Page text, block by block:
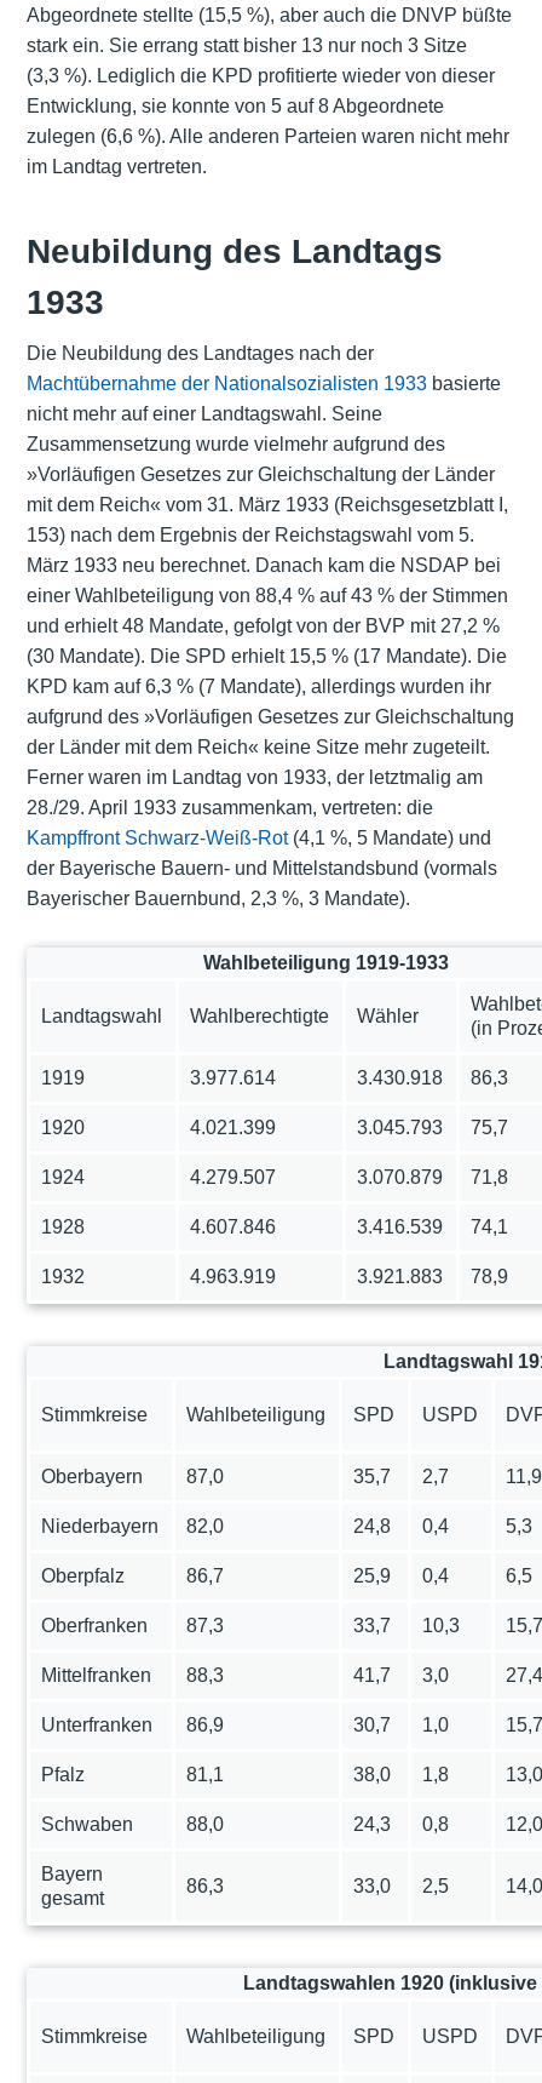
Abgeordnete stellte (15,5 %), aber auch die DNVP büßte
stark ein. Sie errang statt bisher 13 nur noch 3 Sitze
(3,3 %). Lediglich die KPD profitierte wieder von dieser
Entwicklung, sie konnte von 5 auf 8 Abgeordnete
zulegen (6,6 %). Alle anderen Parteien waren nicht mehr
im Landtag vertreten.
Neubildung des Landtags
1933
Die Neubildung des Landtages nach der
Machtübernahme der Nationalsozialisten 1933basierte
nicht mehr auf einer Landtagswahl. Seine
Zusammensetzung wurde vielmehr aufgrund des
»Vorläufigen Gesetzes zur Gleichschaltung der Länder
mit dem Reich« vom 31. März 1933 (Reichsgesetzblatt I,
153) nach dem Ergebnis der Reichstagswahl vom 5.
März 1933 neu berechnet. Danach kam die NSDAP bei
einer Wahlbeteiligung von 88,4 % auf 43 % der Stimmen
und erhielt 48 Mandate, gefolgt von der BVP mit 27,2 %
(30 Mandate). Die SPD erhielt 15,5 % (17 Mandate). Die
KPD kam auf 6,3 % (7 Mandate), allerdings wurden ihr
aufgrund des »Vorläufigen Gesetzes zur Gleichschaltung
der Länder mit dem Reich« keine Sitze mehr zugeteilt.
Ferner waren im Landtag von 1933, der letztmalig am
28./29. April 1933 zusammenkam, vertreten: die
Kampffront Schwarz-Weiß-Rot(4,1 %, 5 Mandate) und
der Bayerische Bauern- und Mittelstandsbund (vormals
Bayerischer Bauernbund, 2,3 %, 3 Mandate).
Wahlbeteiligung 1919-1933
Landtagswahl Wahlberechtigte Wähler
(in
1919 3.977.614 3.430.918 86,3
1920 4.021.399 3.045.793 75,7
1924 4.279.507 3.070.879 71,8
1928 4.607.846 3.416.539 74,1
1932 4.963.919 3.921.883 78,9
Landtagswahl
Stimmkreise Wahlbeteiligung SPD USPD
Oberbayern 87,0 35,7 2,7 11,9
Niederbayern 82,0 24,8 0,4 5,3
Oberpfalz 86,7 25,9 0,4 6,5
Oberfranken 87,3 33,7 10,3
Mittelfranken 88,3 41,7 3,0
Unterfranken 86,9 30,7 1,0
Pfalz 81,1 38,0 1,8
Schwaben 88,0 24,3 0,8
Bayern
gesamt
86,3 33,0 2,5
Landtagswahlen 1920
Stimmkreise Wahlbeteiligung SPD USPD